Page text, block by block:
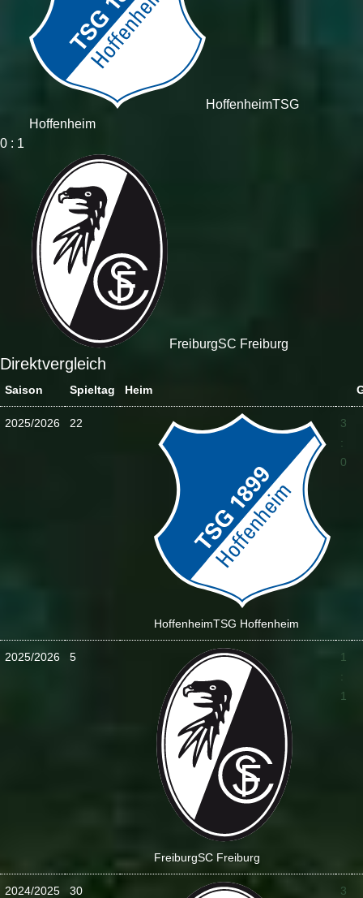
HoffenheimTSG
Hoffenheim
0 : 1
FreiburgSC Freiburg
Direktvergleich
Saison Spieltag Heim
2025/2026 22
HoffenheimTSG Hoffenheim
3
:
0
2025/2026 5
FreiburgSC Freiburg
1
:
1
2024/2025 30
3